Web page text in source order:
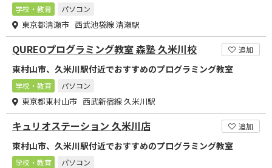
学校・教育 パソコン
東京都清瀬市 西武池袋線 清瀬駅
QUREOプログラミング教室 森塾 久米川校 追加
東村山市、久米川駅付近でおすすめのプログラミング教室
学校・教育 パソコン
東京都東村山市 西武新宿線 久米川駅
キュリオステーション 久米川店 追加
東村山市、久米川駅付近でおすすめのプログラミング教室
学校・教育 パソコン